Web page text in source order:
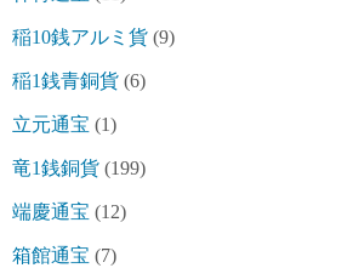
稲10銭アルミ貨 (9)
稲1銭青銅貨 (6)
立元通宝 (1)
竜1銭銅貨 (199)
端慶通宝 (12)
箱館通宝 (7)